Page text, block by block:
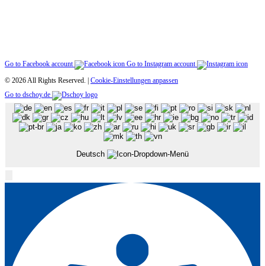
Go to Facebook account
Go to Instagram account
© 2026 All Rights Reserved. | Cookie-Einstellungen anpassen
Go to dschoy.de
Deutsch